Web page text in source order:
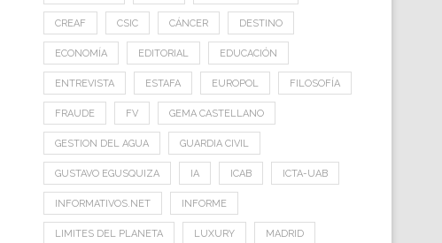
CREAF CSIC CÁNCER DESTINO
ECONOMÍA EDITORIAL EDUCACIÓN
ENTREVISTA ESTAFA EUROPOL FILOSOFÍA
FRAUDE FV GEMA CASTELLANO
GESTION DEL AGUA GUARDIA CIVIL
GUSTAVO EGUSQUIZA IA ICAB ICTA-UAB
INFORMATIVOS.NET INFORME
LIMITES DEL PLANETA LUXURY MADRID